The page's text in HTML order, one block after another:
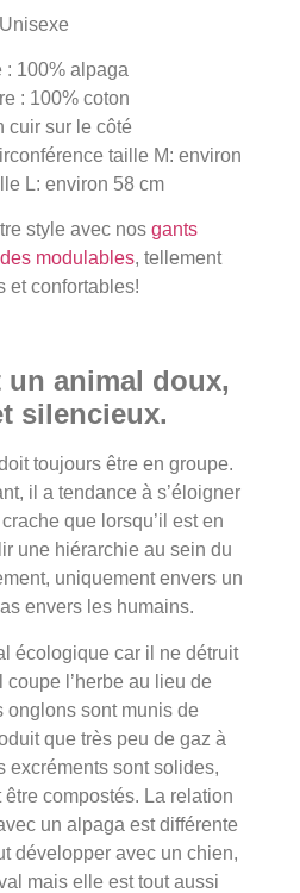
Unisexe
: 100% alpaga
: 100% coton
cuir sur le côté
taille M: environ
L: environ 58 cm
style avec nos gants
modulables, tellement
et confortables!
un animal doux,
silencieux.
toujours être en groupe.
il a tendance à s’éloigner
que lorsqu’il est en
une hiérarchie au sein du
uniquement envers un
envers les humains.
écologique car il ne détruit
coupe l’herbe au lieu de
onglons sont munis de
que très peu de gaz à
excréments sont solides,
compostés. La relation
un alpaga est différente
développer avec un chien,
mais elle est tout aussi